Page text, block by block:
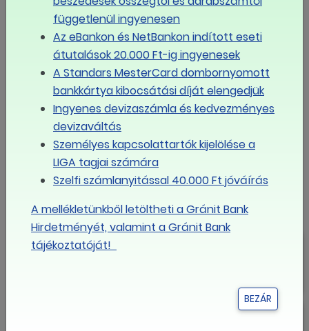
jelentős anyagi nehézséget okoz számukra.
napi.hu
ELLENŐRZÉS
MUNKAÜGYI HIVATAL
MEGOSZTOM FACEBOOKON
LINK MÁSOLÁSA
LIGA
Mikor érheti el az egymillió forintot
az átlagfizetés Magyarországon?
függetlenül ingyenesen
Az eBankon és NetBankon indított eseti
átutalások 20.000 Ft-ig ingyenesek
A Standars MesterCard dombornyomott
bankkártya kibocsátási díját elengedjük
Ingyenes devizaszámla és kedvezményes
devizaváltás
Személyes kapcsolattartók kijelölése a
LIGA tagjai számára
Szelfi számlanyitással 40.000 Ft jóváírás
A mellékletünkből letöltheti a Gránit Bank
Hirdetményét, valamint a Gránit Bank
tájékoztatóját!
BEZÁR